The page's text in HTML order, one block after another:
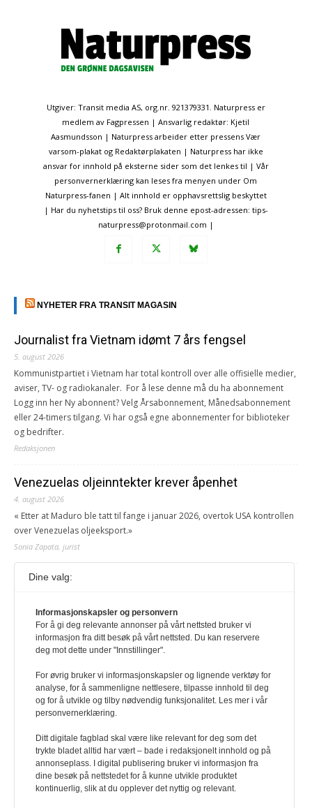
Utgiver: Transit media AS, org.nr. 921379331. Naturpress er
medlem av Fagpressen | Ansvarlig redaktør: Kjetil
Aasmundsson | Naturpress arbeider etter pressens Vær
varsom-plakat og Redaktørplakaten | Naturpress har ikke
ansvar for innhold på eksterne sider som det lenkes til | Vår
personvernerklæring kan leses fra menyen under Om
Naturpress-fanen | Alt innhold er opphavsrettslig beskyttet
| Har du nyhetstips til oss? Bruk denne epost-adressen: tips-
naturpress@protonmail.com |
NYHETER FRA TRANSIT MAGASIN
Journalist fra Vietnam idømt 7 års fengsel
5. august 2026
Kommunistpartiet i Vietnam har total kontroll over alle offisielle medier,
aviser, TV- og radiokanaler. For å lese denne må du ha abonnement
Logg inn her Ny abonnent? Velg Årsabonnement, Månedsabonnement
eller 24-timers tilgang. Vi har også egne abonnementer for biblioteker
og bedrifter.
Redaksjonen
Venezuelas oljeinntekter krever åpenhet
4. august 2026
« Etter at Maduro ble tatt til fange i januar 2026, overtok USA kontrollen
over Venezuelas oljeeksport.»
Sonia Zapata, jurist
117,8 millioner er på flukt, en nedgang fra forrige
1. august 2026
Ville ha tilsvart verdens trettende største land i folketall. For å lese
denne må du ha abonnement Logg inn her Ny abonnent? Velg
også egne abonnementer for biblioteker og bedrifter.
Redaksjonen
Dine valg:
Informasjonskapsler og personvern
For å gi deg relevante annonser på vårt nettsted bruker vi
informasjon fra ditt besøk på vårt nettsted. Du kan reservere
deg mot dette under "Innstillinger".
For øvrig bruker vi informasjonskapsler og lignende verktøy for
analyse, for å sammenligne nettlesere, tilpasse innhold til deg
og for å utvikle og tilby nødvendig funksjonalitet. Les mer i vår
personvernerklæring.
Ditt digitale fagblad skal være like relevant for deg som det
trykte bladet alltid har vært – bade i redaksjonelt innhold og på
annonseplass. I digital publisering bruker vi informasjon fra
dine besøk på nettstedet for å kunne utvikle produktet
kontinuerlig, slik at du opplever det nyttig og relevant.